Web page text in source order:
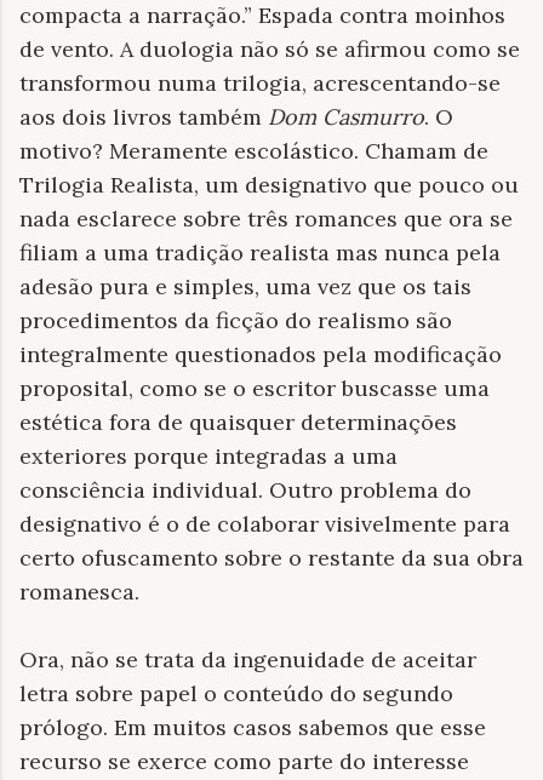
compacta a narração.” Espada contra moinhos
de vento. A duologia não só se afirmou como se
transformou numa trilogia, acrescentando-se
aos dois livros também Dom Casmurro. O
motivo? Meramente escolástico. Chamam de
Trilogia Realista, um designativo que pouco ou
nada esclarece sobre três romances que ora se
filiam a uma tradição realista mas nunca pela
adesão pura e simples, uma vez que os tais
procedimentos da ficção do realismo são
integralmente questionados pela modificação
proposital, como se o escritor buscasse uma
estética fora de quaisquer determinações
exteriores porque integradas a uma
consciência individual. Outro problema do
designativo é o de colaborar visivelmente para
certo ofuscamento sobre o restante da sua obra
romanesca.
Ora, não se trata da ingenuidade de aceitar
letra sobre papel o conteúdo do segundo
prólogo. Em muitos casos sabemos que esse
recurso se exerce como parte do interesse